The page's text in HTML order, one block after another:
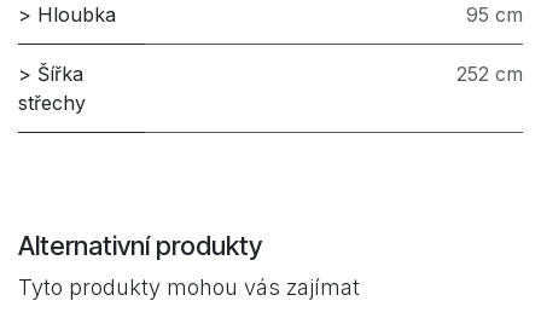
> Hloubka 95 cm
> Šířka
střechy
252 cm
Alternativní produkty
Tyto produkty mohou vás zajímat